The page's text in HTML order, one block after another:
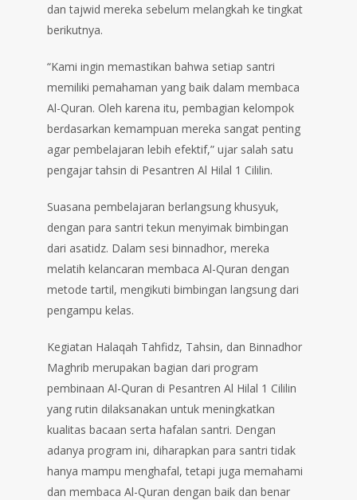
dan tajwid mereka sebelum melangkah ke tingkat
berikutnya.
“Kami ingin memastikan bahwa setiap santri
memiliki pemahaman yang baik dalam membaca
Al-Quran. Oleh karena itu, pembagian kelompok
berdasarkan kemampuan mereka sangat penting
agar pembelajaran lebih efektif,” ujar salah satu
pengajar tahsin di Pesantren Al Hilal 1 Cililin.
Suasana pembelajaran berlangsung khusyuk,
dengan para santri tekun menyimak bimbingan
dari asatidz. Dalam sesi binnadhor, mereka
melatih kelancaran membaca Al-Quran dengan
metode tartil, mengikuti bimbingan langsung dari
pengampu kelas.
Kegiatan Halaqah Tahfidz, Tahsin, dan Binnadhor
Maghrib merupakan bagian dari program
pembinaan Al-Quran di Pesantren Al Hilal 1 Cililin
yang rutin dilaksanakan untuk meningkatkan
kualitas bacaan serta hafalan santri. Dengan
adanya program ini, diharapkan para santri tidak
hanya mampu menghafal, tetapi juga memahami
dan membaca Al-Quran dengan baik dan benar